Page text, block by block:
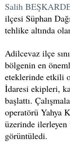
Salih
ilçesi Süphan
tehlike altında
Adilcevaz ilçe
bölgenin en
eteklerinde etkili
İdaresi ekipleri,
başlattı.
operatörü Yahya
üzerinde
görüntüledi.